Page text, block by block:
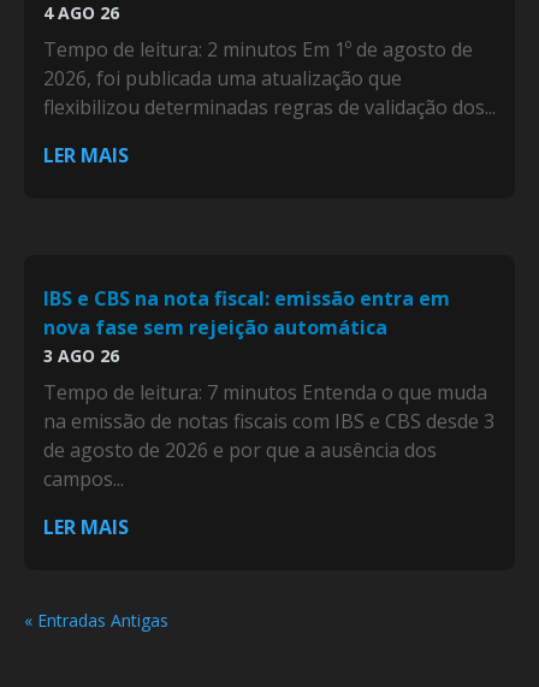
4 AGO 26
Tempo de leitura: 2 minutos Em 1º de agosto de
2026, foi publicada uma atualização que
flexibilizou determinadas regras de validação dos...
LER MAIS
IBS e CBS na nota fiscal: emissão entra em
nova fase sem rejeição automática
3 AGO 26
Tempo de leitura: 7 minutos Entenda o que muda
na emissão de notas fiscais com IBS e CBS desde 3
de agosto de 2026 e por que a ausência dos
campos...
LER MAIS
« Entradas Antigas